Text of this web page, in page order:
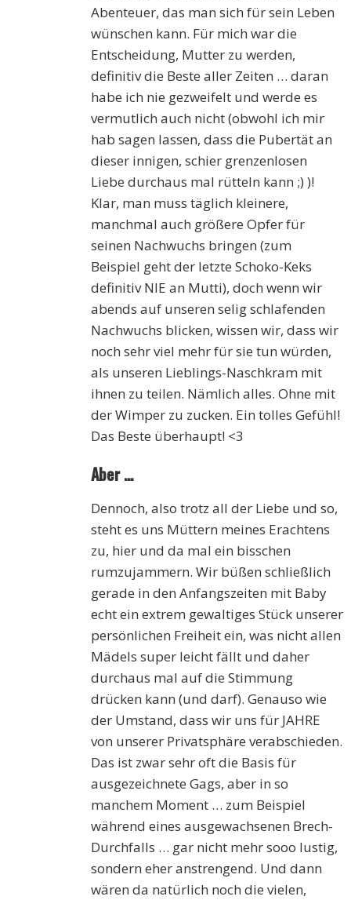
Abenteuer, das man sich für sein Leben
wünschen kann. Für mich war die
Entscheidung, Mutter zu werden,
definitiv die Beste aller Zeiten … daran
habe ich nie gezweifelt und werde es
vermutlich auch nicht (obwohl ich mir
hab sagen lassen, dass die Pubertät an
dieser innigen, schier grenzenlosen
Liebe durchaus mal rütteln kann ;) )!
Klar, man muss täglich kleinere,
manchmal auch größere Opfer für
seinen Nachwuchs bringen (zum
Beispiel geht der letzte Schoko-Keks
definitiv NIE an Mutti), doch wenn wir
abends auf unseren selig schlafenden
Nachwuchs blicken, wissen wir, dass wir
noch sehr viel mehr für sie tun würden,
als unseren Lieblings-Naschkram mit
ihnen zu teilen. Nämlich alles. Ohne mit
der Wimper zu zucken. Ein tolles Gefühl!
Das Beste überhaupt! <3
Aber …
Dennoch, also trotz all der Liebe und so,
steht es uns Müttern meines Erachtens
zu, hier und da mal ein bisschen
rumzujammern. Wir büßen schließlich
gerade in den Anfangszeiten mit Baby
echt ein extrem gewaltiges Stück unserer
persönlichen Freiheit ein, was nicht allen
Mädels super leicht fällt und daher
durchaus mal auf die Stimmung
drücken kann (und darf). Genauso wie
der Umstand, dass wir uns für JAHRE
von unserer Privatsphäre verabschieden.
Das ist zwar sehr oft die Basis für
ausgezeichnete Gags, aber in so
manchem Moment … zum Beispiel
während eines ausgewachsenen Brech-
Durchfalls … gar nicht mehr sooo lustig,
sondern eher anstrengend. Und dann
wären da natürlich noch die vielen,